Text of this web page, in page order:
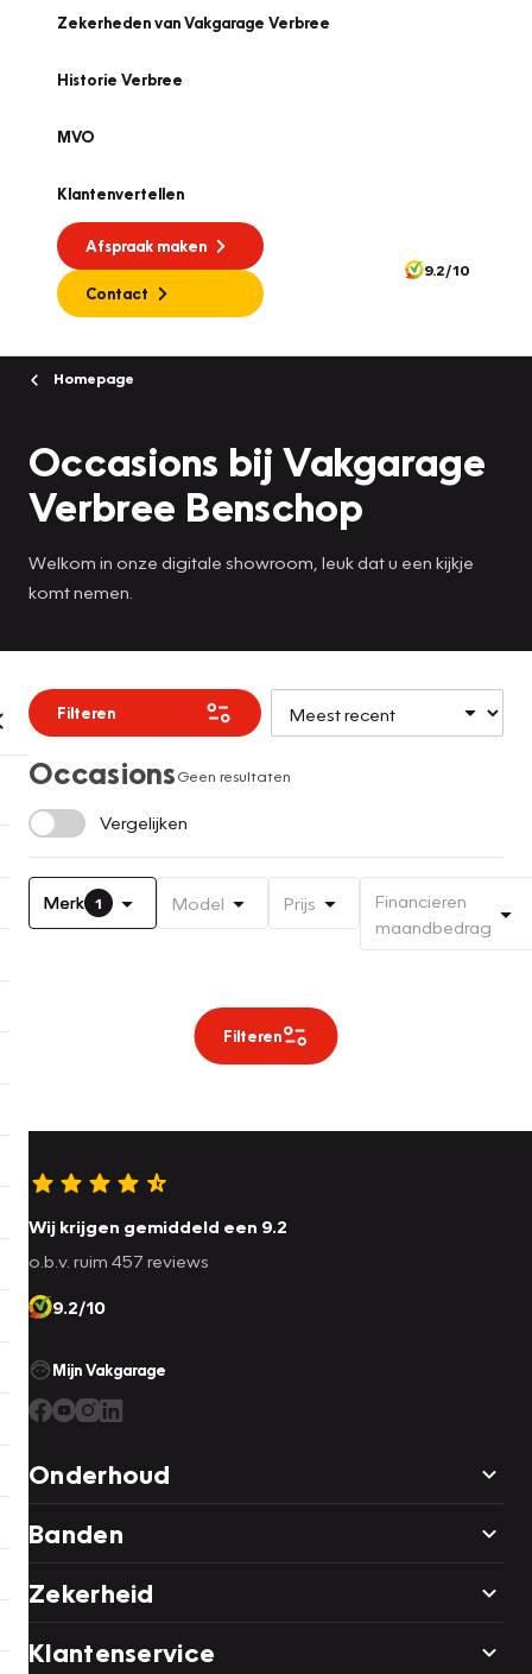
Zekerheden van Vakgarage Verbree
Historie Verbree
MVO
Klantenvertellen
Afspraak maken
Contact
9.2/10
Homepage
Occasions bij Vakgarage
Verbree Benschop
Welkom in onze digitale showroom, leuk dat u een kijkje
komt nemen.
Filteren
OccasionsGeen resultaten
Vergelijken
Merk 1 Model Prijs
Financieren
maandbedrag
Filteren
Wij krijgen gemiddeld een 9.2
o.b.v. ruim 457 reviews
9.2/10
Mijn Vakgarage
Onderhoud
Banden
Zekerheid
Klantenservice